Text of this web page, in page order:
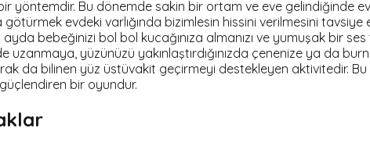
yöntemdir. Bu dönemde sakin bir ortam ve eve gelindiğinde
evdeki varlığında bizimlesin hissini verilmesini
bebeğinizi bol bol kucağınıza almanızı ve yumuşak bir
yüzünüzü yakınlaştırdığınızda çenenize ya da
da bilinen yüz üstüvakit geçirmeyi destekleyen aktivitedir.
bir oyundur.